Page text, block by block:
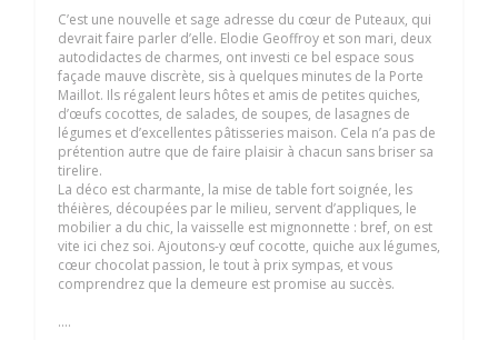
C’est une nouvelle et sage adresse du cœur de Puteaux, qui
devrait faire parler d’elle. Elodie Geoffroy et son mari, deux
autodidactes de charmes, ont investi ce bel espace sous
façade mauve discrète, sis à quelques minutes de la Porte
Maillot. Ils régalent leurs hôtes et amis de petites quiches,
d’œufs cocottes, de salades, de soupes, de lasagnes de
légumes et d’excellentes pâtisseries maison. Cela n’a pas de
prétention autre que de faire plaisir à chacun sans briser sa
tirelire.
La déco est charmante, la mise de table fort soignée, les
théières, découpées par le milieu, servent d’appliques, le
mobilier a du chic, la vaisselle est mignonnette : bref, on est
vite ici chez soi. Ajoutons-y œuf cocotte, quiche aux légumes,
cœur chocolat passion, le tout à prix sympas, et vous
comprendrez que la demeure est promise au succès.
....